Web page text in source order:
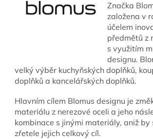
Značka
založena v
účelem
předmětů z
s využitím
designu.
velký výběr kuchyňských doplňků,
doplňků a kancelářských doplňků.
Hlavním cílem Blomus designu je
materiálu z nerezové oceli a jeho
kombinace s jinými materiály, aniž by
zřetele jejich celkový cíl.